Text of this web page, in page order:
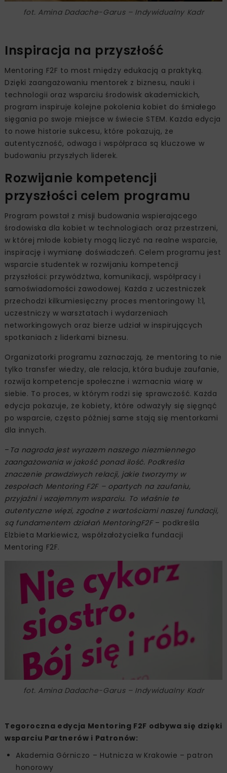
fot. Amina Dadache-Garus – Indywidualny Kadr
Inspiracja na przyszłość
Mentoring F2F to most między edukacją a praktyką.
Dzięki zaangażowaniu mentorek z biznesu, nauki i
technologii oraz wsparciu środowisk akademickich,
program inspiruje kolejne pokolenia kobiet do śmiałego
sięgania po swoje miejsce w świecie STEM. Każda edycja
to nowe historie sukcesu, które pokazują, że
autentyczność, odwaga i współpraca są kluczowe w
budowaniu przyszłych liderek.
Rozwijanie kompetencji
przyszłości celem programu
Program powstał z misji budowania wspierającego
środowiska dla kobiet w technologiach oraz przestrzeni,
w której młode kobiety mogą liczyć na realne wsparcie,
inspirację i wymianę doświadczeń. Celem programu jest
wsparcie studentek w rozwijaniu kompetencji
przyszłości: przywództwa, komunikacji, współpracy i
samoświadomości zawodowej. Każda z uczestniczek
przechodzi kilkumiesięczny proces mentoringowy 1:1,
uczestniczy w warsztatach i wydarzeniach
networkingowych oraz bierze udział w inspirujących
spotkaniach z liderkami biznesu.
Organizatorki programu zaznaczają, że mentoring to nie
tylko transfer wiedzy, ale relacja, która buduje zaufanie,
rozwija kompetencje społeczne i wzmacnia wiarę w
siebie. To proces, w którym rodzi się sprawczość. Każda
edycja pokazuje, że kobiety, które odważyły się sięgnąć
po wsparcie, często później same stają się mentorkami
dla innych.
– Ta nagroda jest wyrazem naszego niezmiennego
zaangażowania w jakość ponad ilość. Podkreśla
znaczenie prawdziwych relacji, jakie tworzymy w
zespołach Mentoring F2F – opartych na zaufaniu,
przyjaźni i wzajemnym wsparciu. To właśnie te
autentyczne więzi, zgodne z wartościami naszej fundacji,
są fundamentem działań MentoringF2F– podkreśla
Elżbieta Markiewicz, współzałożycielka fundacji
Mentoring F2F.
fot. Amina Dadache-Garus – Indywidualny Kadr
Tegoroczna edycja Mentoring F2F odbywa się dzięki
wsparciu Partnerów i Patronów:
Akademia Górniczo – Hutnicza w Krakowie – patron
honorowy